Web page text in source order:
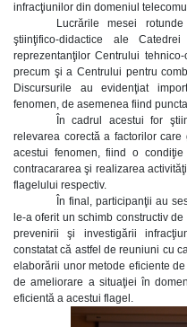
infracţiunilor din domeniul
Lucrările mesei
ştiinţifico-didactice ale
reprezentanţilor Centrului
precum şi a Centrului pentru
Discursurile au evidenţiat
fenomen, de asemenea fiind
În cadrul acestui for
relevarea corectă a factorilor
acestui fenomen, fiind o
contracararea şi realizarea
flagelului respectiv.
În final, participanţii au
le-a oferit un schimb constructiv
prevenirii şi investigării
constatat că astfel de reuniuni cu
elaborării unor metode eficiente
de ameliorare a situaţiei în
eficientă a acestui flagel.